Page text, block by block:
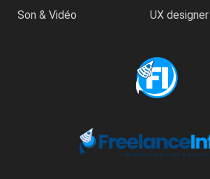
Son & Vidéo
UX designer